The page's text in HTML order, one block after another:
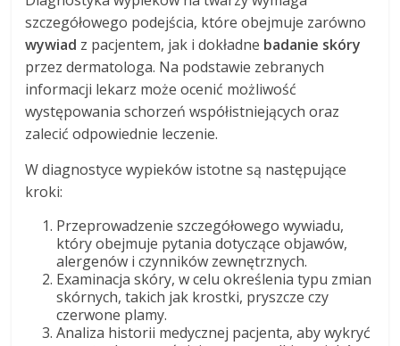
szczegółowego podejścia, które obejmuje zarówno
wywiad z pacjentem, jak i dokładne badanie skóry
przez dermatologa. Na podstawie zebranych
informacji lekarz może ocenić możliwość
występowania schorzeń współistniejących oraz
zalecić odpowiednie leczenie.
W diagnostyce wypieków istotne są następujące
kroki:
Przeprowadzenie szczegółowego wywiadu,
który obejmuje pytania dotyczące objawów,
alergenów i czynników zewnętrznych.
Examinacja skóry, w celu określenia typu zmian
skórnych, takich jak krostki, pryszcze czy
czerwone plamy.
Analiza historii medycznej pacjenta, aby wykryć